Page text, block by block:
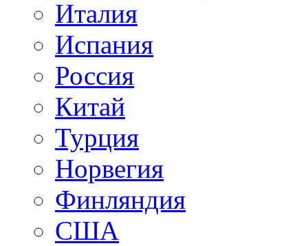
Италия
Испания
Россия
Китай
Турция
Норвегия
Финляндия
США